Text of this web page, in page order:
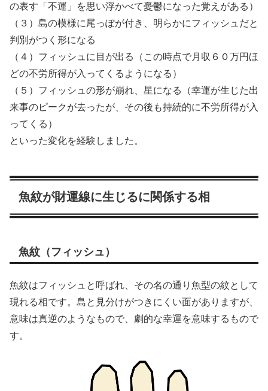
の表す「不運」を思い浮かべて憂鬱になった覚えがある）
（３）島の模様に尾っぽが付き、明らかにフィッシュだと
判別がつく形になる
（４）フィッシュに目が出る（この時点で月収６０万円ほ
どの不労所得が入ってくるようになる）
（５）フィッシュの形が崩れ、星になる（幸運が生じた出
来事のピークが去ったが、その後も持続的に不労所得が入
ってくる）
といった変化を経験しました。
魚紋が財運線に生じるに関係する相
魚紋（フィッシュ）
魚紋はフィッシュと呼ばれ、その名の通り魚型の紋として
現れる相です。島と見分けがつきにくい面がありますが、
意味は真逆のようなもので、劇的な幸運を意味するもので
す。